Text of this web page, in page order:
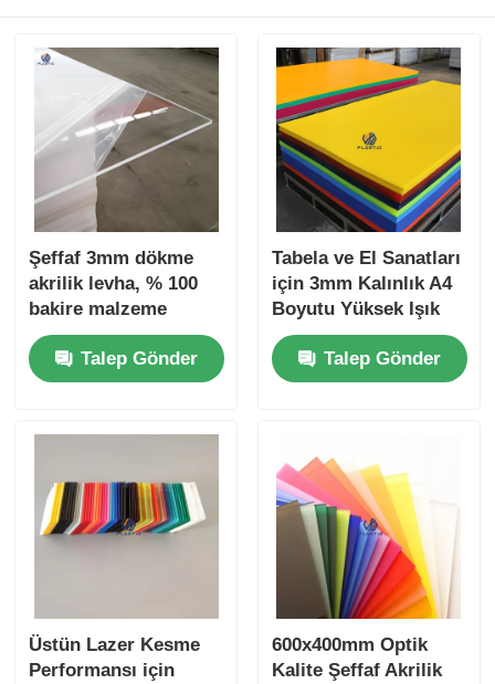
Şeffaf 3mm dökme
akrilik levha, % 100
bakire malzeme
reklam malzemesi
Talep Gönder
Tabela ve El Sanatları
için 3mm Kalınlık A4
Boyutu Yüksek Işık
Geçirgenliği Şeffaf
Akrilik Levha PMMA
Paneli
Talep Gönder
Üstün Lazer Kesme
Performansı için
600x400mm Optik
Kalite Şeffaf Akrilik